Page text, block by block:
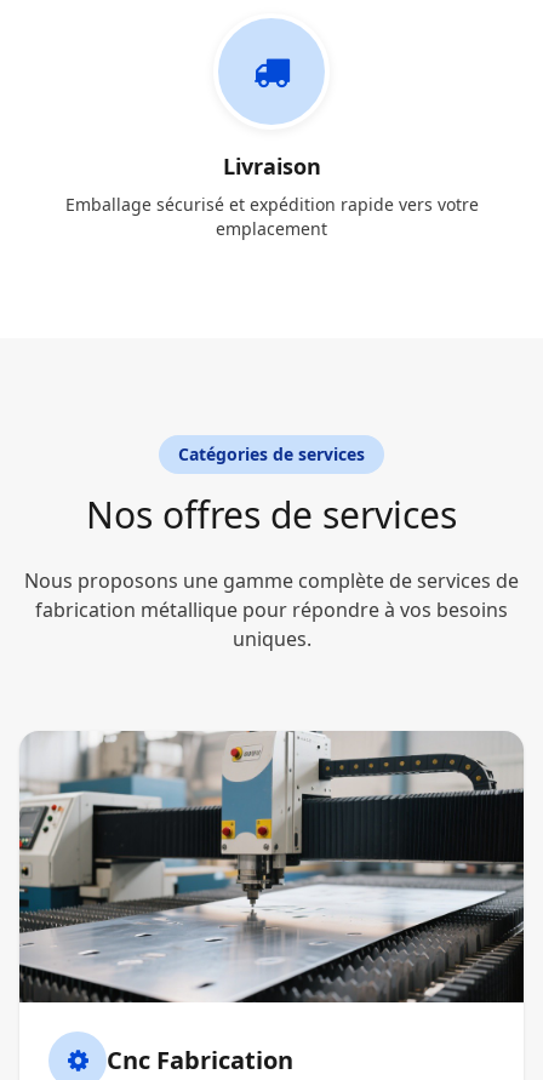
Livraison
Emballage sécurisé et expédition rapide vers votre
emplacement
Catégories de services
Nos offres de services
Nous proposons une gamme complète de services de
fabrication métallique pour répondre à vos besoins
uniques.
Cnc Fabrication